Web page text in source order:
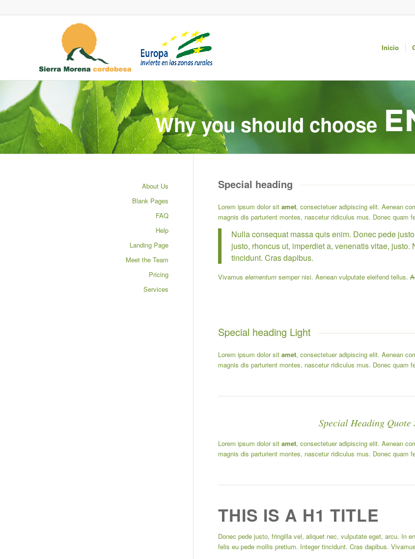
Inicio
Why you should choose
Special heading
Lorem ipsum dolor sit amet, consectetuer adipiscing elit. Aenean
magnis dis parturient montes, nascetur ridiculus mus. Donec quam
Nulla consequat massa quis enim. Donec pede
justo, rhoncus ut, imperdiet a, venenatis vitae,
tincidunt. Cras dapibus.
Vivamus elementumsemper nisi. Aenean vulputate eleifend tellus.
Special heading Light
Lorem ipsum dolor sit amet, consectetuer adipiscing elit. Aenean
magnis dis parturient montes, nascetur ridiculus mus. Donec quam
Special Heading Quote
Lorem ipsum dolor sit amet, consectetuer adipiscing elit. Aenean
magnis dis parturient montes, nascetur ridiculus mus. Donec quam
THIS IS A H1 TITLE
Donec pede justo, fringilla vel, aliquet nec, vulputate eget, arcu. In
felis eu pede mollis pretium. Integer tincidunt. Cras dapibus.
About Us
Blank Pages
FAQ
Help
Landing Page
Meet the Team
Pricing
Services